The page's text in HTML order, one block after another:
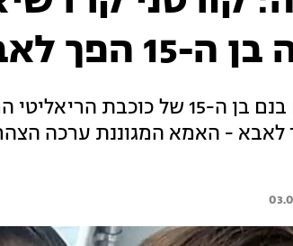
הפך לאבא
אחרי שכל העולם תהה האם בנם בן ה-15 של
לאבא - האמא המגוננת ערכה